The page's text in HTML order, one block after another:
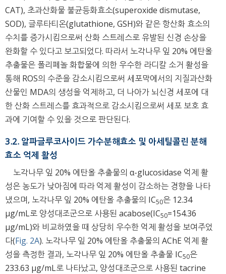
CAT), 초과산화물 불균등화효소(superoxide dismutase,
SOD), 글루타티온(glutathione, GSH)와 같은 항산화 효소의
수치를 증가시킴으로써 산화 스트레스로 유발된 신경 손상을
완화할 수 있다고 보고되었다. 따라서 노각나무 잎 20% 에탄올
추출물은 폴리페놀 화합물에 의한 우수한 라디칼 소거 활성을
통해 ROS의 수준을 감소시킴으로써 세포막에서의 지질과산화
산물인 MDA의 생성을 억제하고, 더 나아가 뇌신경 세포에 대
한 산화 스트레스를 효과적으로 감소시킴으로써 세포 보호 효
과에 기여할 수 있을 것으로 판단된다.
3.2. 알파글루코사이드 가수분해효소 및 아세틸콜린 분해
효소 억제 활성
노각나무 잎 20% 에탄올 추출물의 α-glucosidase 억제 활
성은 농도가 낮아짐에 따라 억제 활성이 감소하는 경향을 나타
냈으며, 노각나무 잎 20% 에탄올 추출물의 IC50은 12.34
μg/mL로 양성대조군으로 사용된 acabose(IC50=154.36
μg/mL)와 비교하였을 때 상당히 우수한 억제 활성을 보여주었
다(Fig. 2A). 노각나무 잎 20% 에탄올 추출물의 AChE 억제 활
성을 측정한 결과, 노각나무 잎 20% 에탄올 추출물 IC50은
233.63 μg/mL로 나타났고, 양성대조군으로 사용된 tacrine